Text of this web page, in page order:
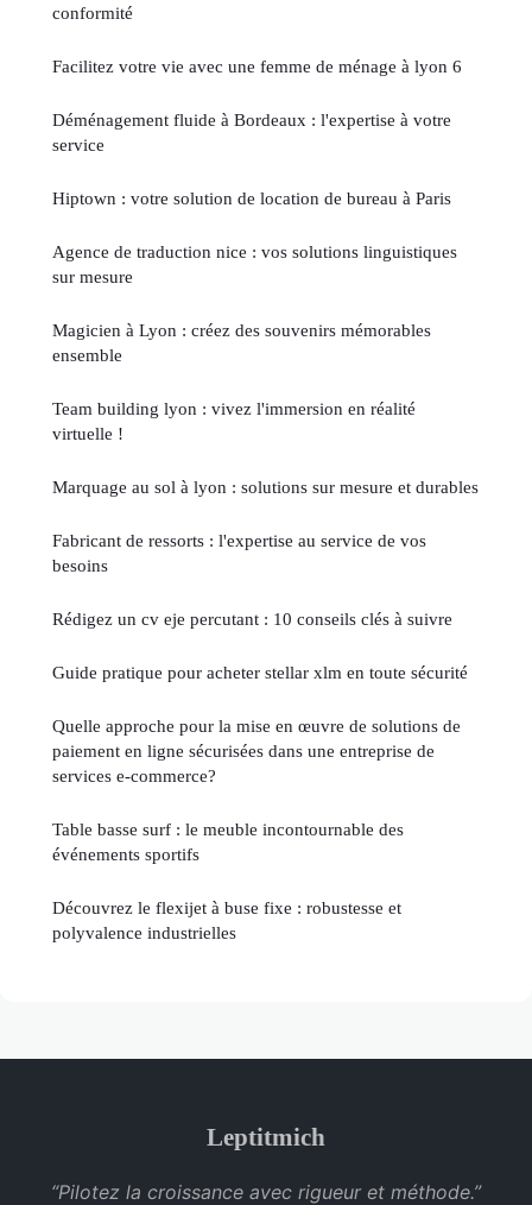
conformité
Facilitez votre vie avec une femme de ménage à lyon 6
Déménagement fluide à Bordeaux : l'expertise à votre
service
Hiptown : votre solution de location de bureau à Paris
Agence de traduction nice : vos solutions linguistiques
sur mesure
Magicien à Lyon : créez des souvenirs mémorables
ensemble
Team building lyon : vivez l'immersion en réalité
virtuelle !
Marquage au sol à lyon : solutions sur mesure et durables
Fabricant de ressorts : l'expertise au service de vos
besoins
Rédigez un cv eje percutant : 10 conseils clés à suivre
Guide pratique pour acheter stellar xlm en toute sécurité
Quelle approche pour la mise en œuvre de solutions de
paiement en ligne sécurisées dans une entreprise de
services e-commerce?
Table basse surf : le meuble incontournable des
événements sportifs
Découvrez le flexijet à buse fixe : robustesse et
polyvalence industrielles
Leptitmich
“Pilotez la croissance avec rigueur et méthode.”